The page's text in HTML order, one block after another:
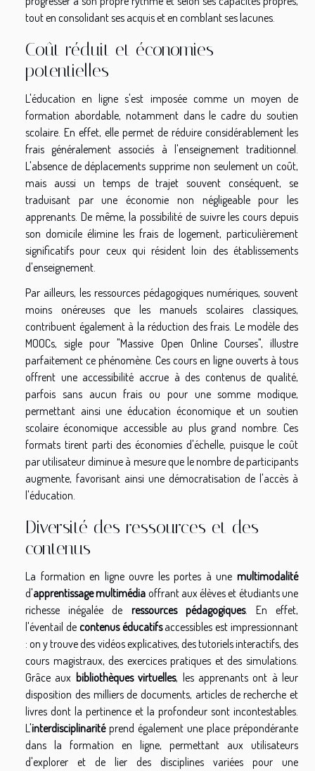
tout en consolidant ses acquis et en comblant ses lacunes.
Coût réduit et économies
potentielles
L'éducation en ligne s'est imposée comme un moyen de
formation abordable, notamment dans le cadre du soutien
scolaire. En effet, elle permet de réduire considérablement les
frais généralement associés à l'enseignement traditionnel.
L'absence de déplacements supprime non seulement un coût,
mais aussi un temps de trajet souvent conséquent, se
traduisant par une économie non négligeable pour les
apprenants. De même, la possibilité de suivre les cours depuis
son domicile élimine les frais de logement, particulièrement
significatifs pour ceux qui résident loin des établissements
d'enseignement.
Par ailleurs, les ressources pédagogiques numériques, souvent
moins onéreuses que les manuels scolaires classiques,
contribuent également à la réduction des frais. Le modèle des
MOOCs, sigle pour "Massive Open Online Courses", illustre
parfaitement ce phénomène. Ces cours en ligne ouverts à tous
offrent une accessibilité accrue à des contenus de qualité,
parfois sans aucun frais ou pour une somme modique,
permettant ainsi une éducation économique et un soutien
scolaire économique accessible au plus grand nombre. Ces
formats tirent parti des économies d'échelle, puisque le coût
par utilisateur diminue à mesure que le nombre de participants
augmente, favorisant ainsi une démocratisation de l'accès à
l'éducation.
Diversité des ressources et des
contenus
La formation en ligne ouvre les portes à une multimodalité
d'apprentissage multimédia offrant aux élèves et étudiants une
richesse inégalée de ressources pédagogiques. En effet,
l'éventail de contenus éducatifsaccessibles est impressionnant
: on y trouve des vidéos explicatives, des tutoriels interactifs, des
cours magistraux, des exercices pratiques et des simulations.
Grâce aux bibliothèques virtuelles, les apprenants ont à leur
disposition des milliers de documents, articles de recherche et
livres dont la pertinence et la profondeur sont incontestables.
L'interdisciplinaritéprend également une place prépondérante
dans la formation en ligne, permettant aux utilisateurs
d'explorer et de lier des disciplines variées pour une